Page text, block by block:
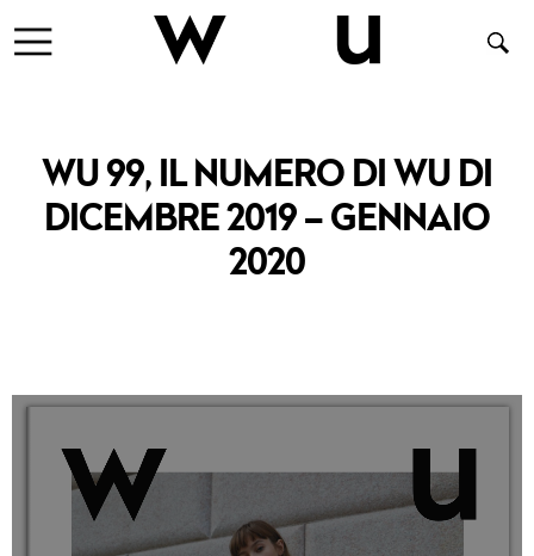
WU 99, IL NUMERO DI WU DI
DICEMBRE 2019 – GENNAIO
2020